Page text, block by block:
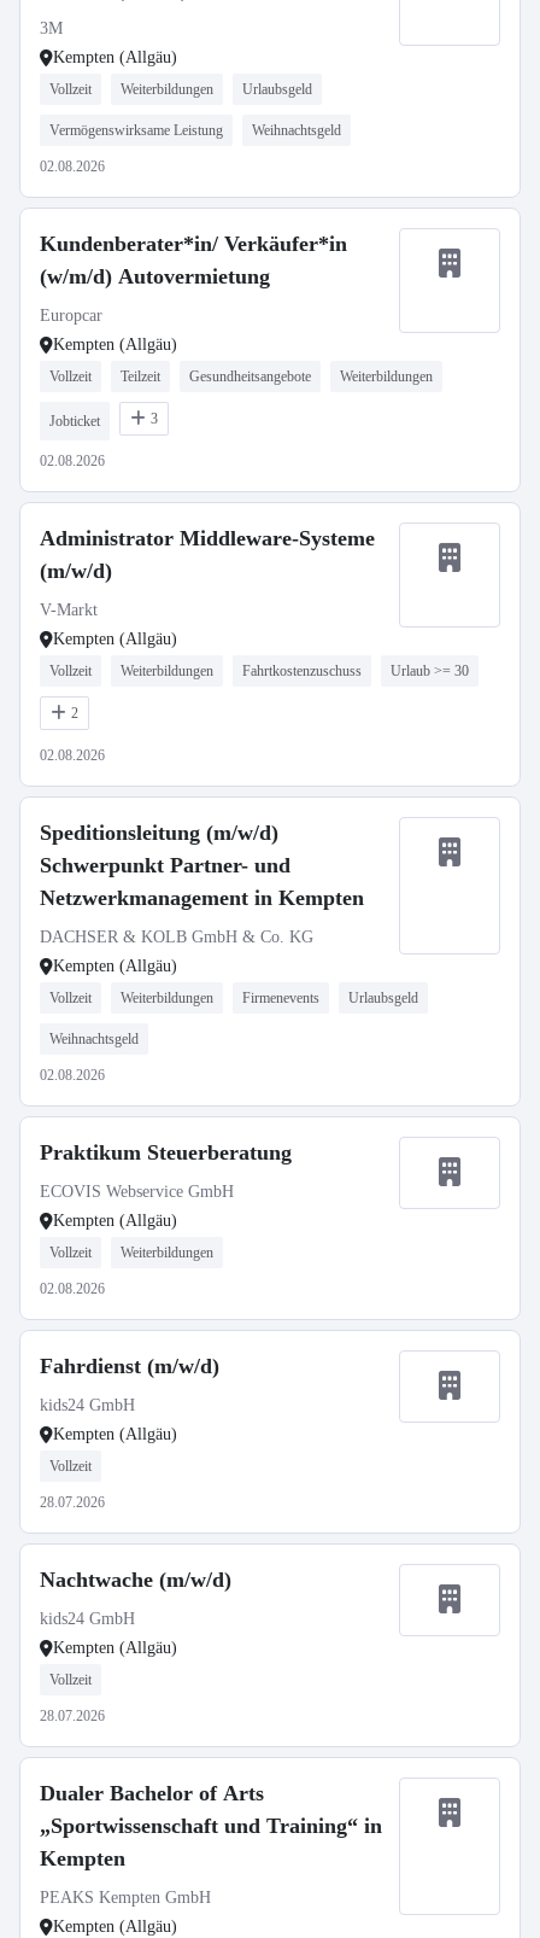
3M
Kempten (Allgäu)
Vollzeit Weiterbildungen Urlaubsgeld
Vermögenswirksame Leistung Weihnachtsgeld
02.08.2026
Kundenberater*in/ Verkäufer*in
(w/m/d) Autovermietung
Europcar
Kempten (Allgäu)
Vollzeit Teilzeit Gesundheitsangebote Weiterbildungen
Jobticket 3
02.08.2026
Administrator Middleware-Systeme
(m/w/d)
V-Markt
Kempten (Allgäu)
Vollzeit Weiterbildungen Fahrtkostenzuschuss Urlaub >= 30
2
02.08.2026
Speditionsleitung (m/w/d)
Schwerpunkt Partner- und
Netzwerkmanagement in Kempten
DACHSER & KOLB GmbH & Co. KG
Kempten (Allgäu)
Vollzeit Weiterbildungen Firmenevents Urlaubsgeld
Weihnachtsgeld
02.08.2026
Praktikum Steuerberatung
ECOVIS Webservice GmbH
Kempten (Allgäu)
Vollzeit Weiterbildungen
02.08.2026
Fahrdienst (m/w/d)
kids24 GmbH
Kempten (Allgäu)
Vollzeit
28.07.2026
Nachtwache (m/w/d)
kids24 GmbH
Kempten (Allgäu)
Vollzeit
28.07.2026
Dualer Bachelor of Arts
„Sportwissenschaft und Training“ in
Kempten
PEAKS Kempten GmbH
Kempten (Allgäu)